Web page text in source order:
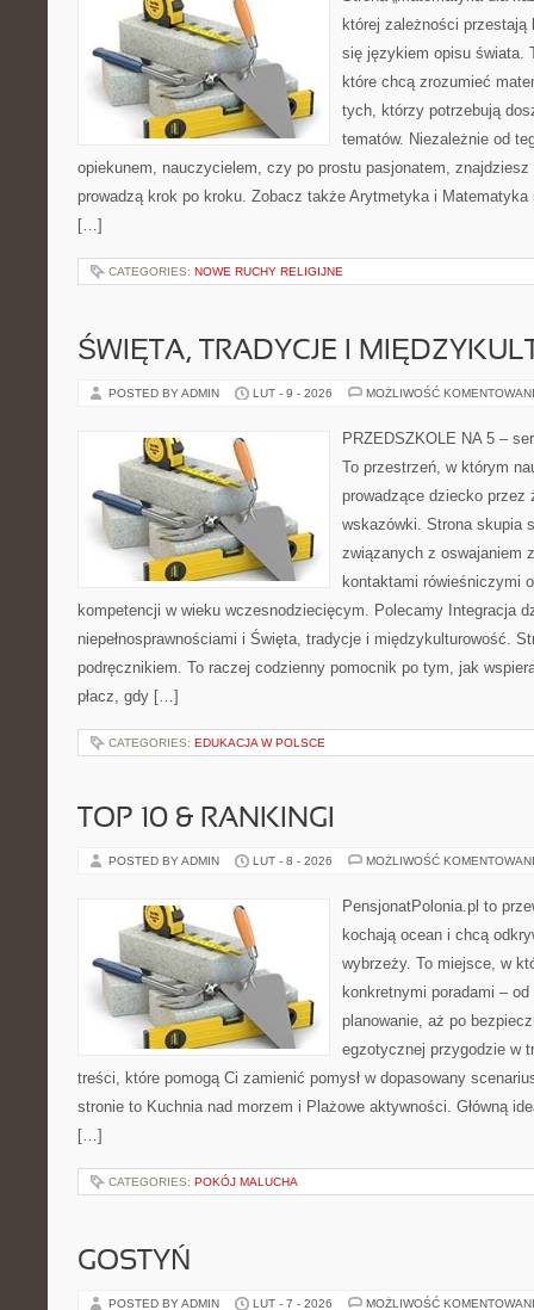
której zależności
się językiem opisu świata.
które chcą zrozumieć
tych, którzy potrzebują
tematów. Niezależnie od
opiekunem, nauczycielem, czy po prostu pasjonatem,
prowadzą krok po kroku. Zobacz także Arytmetyka i
[…]
CATEGORIES: NOWE RUCHY RELIGIJNE
ŚWIĘTA, TRADYCJE I
POSTED BY ADMIN LUT - 9 - 2026 MOŻLIWOŚĆ
PRZEDSZKOLE NA 5 –
To przestrzeń, w którym
prowadzące dziecko przez
wskazówki. Strona skupia
związanych z oswajaniem
kontaktami rówieśniczymi
kompetencji w wieku wczesnodziecięcym. Polecamy Integracja
niepełnosprawnościami i Święta, tradycje i międzykulturowość.
podręcznikiem. To raczej codzienny pomocnik po tym, jak
płacz, gdy […]
CATEGORIES: EDUKACJA W POLSCE
TOP 10 & RANKINGI
POSTED BY ADMIN LUT - 8 - 2026 MOŻLIWOŚĆ
PensjonatPolonia.pl to
kochają ocean i chcą
wybrzeży. To miejsce, w
konkretnymi poradami –
planowanie, aż po
egzotycznej przygodzie w
treści, które pomogą Ci zamienić pomysł w dopasowany
stronie to Kuchnia nad morzem i Plażowe aktywności. Główną
[…]
CATEGORIES: POKÓJ MALUCHA
GOSTYŃ
POSTED BY ADMIN LUT - 7 - 2026 MOŻLIWOŚĆ